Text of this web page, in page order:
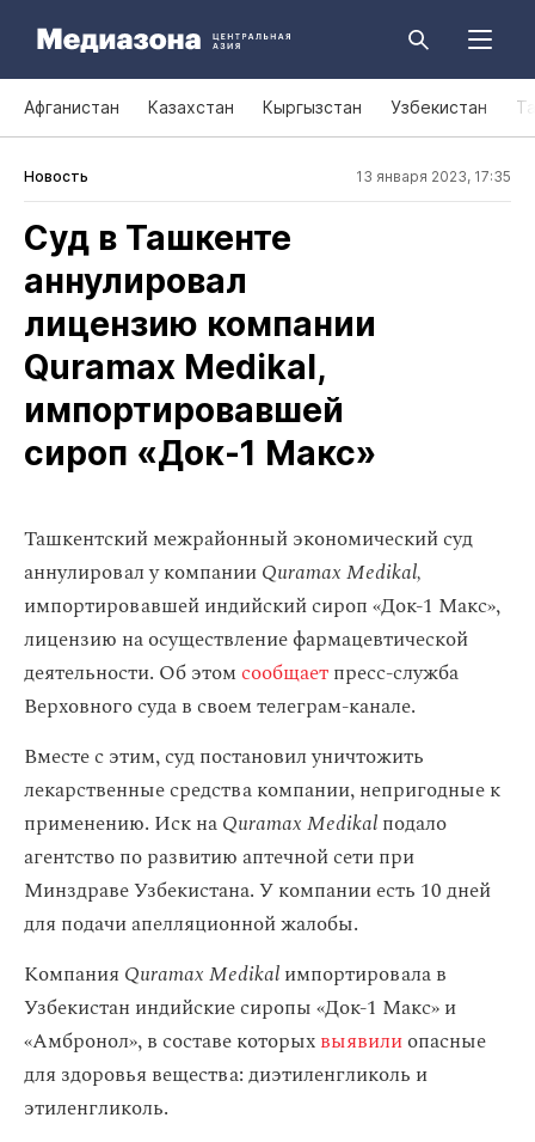
Афганистан Казахстан Кыргызстан Узбекистан
Новость 13 января 2023, 17:35
Суд в Ташкенте
аннулировал
лицензию компании
Quramax Medikal,
импортировавшей
сироп «Док‑1 Макс»
Ташкентский межрайонный экономический суд
аннулировал у компанииQuramax Medikal,
импортировавшей индийский сироп «Док-1 Макс»,
лицензию на осуществление фармацевтической
деятельности. Об этомсообщаетпресс-служба
Верховного суда в своем телеграм-канале.
Вместе с этим, суд постановил уничтожить
лекарственные средства компании, непригодные к
применению. Иск наQuramax Medikalподало
агентство по развитию аптечной сети при
Минздраве Узбекистана. У компании есть 10 дней
для подачи апелляционной жалобы.
Компания Quramax Medikalимпортировала в
Узбекистан индийские сиропы «Док-1 Макс» и
«Амбронол», в составе которыхвыявилиопасные
для здоровья вещества: диэтиленгликоль и
этиленгликоль.